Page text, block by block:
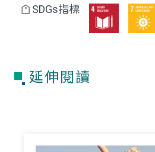
SDGs指標
延伸閱讀